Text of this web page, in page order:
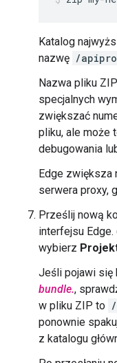
Katalog
nazwę /
Nazwa pliku
specjalnych
zwiększać
pliku, ale może
debugowania
Edge zwiększa
serwera proxy,
Prześlij nową
interfejsu Edge.
wybierz
Jeśli pojawi się
bundle.,
w pliku ZIP to
ponownie
z katalogu